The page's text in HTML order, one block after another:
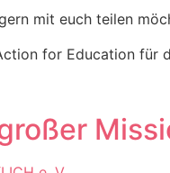
mit euch teilen
for Education für